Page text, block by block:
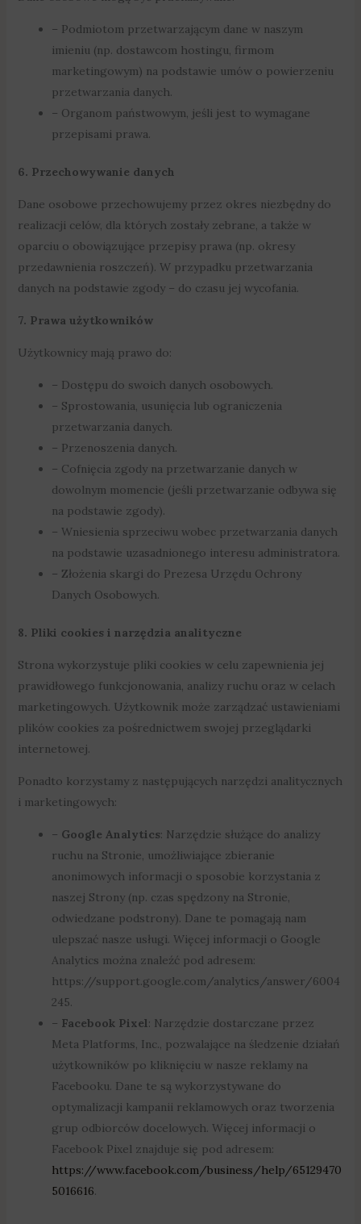
– Podmiotom przetwarzającym dane w naszym
imieniu (np. dostawcom hostingu, firmom
marketingowym) na podstawie umów o powierzeniu
przetwarzania danych.
– Organom państwowym, jeśli jest to wymagane
przepisami prawa.
6. Przechowywanie danych
Dane osobowe przechowujemy przez okres niezbędny do
realizacji celów, dla których zostały zebrane, a także w
oparciu o obowiązujące przepisy prawa (np. okresy
przedawnienia roszczeń). W przypadku przetwarzania
danych na podstawie zgody – do czasu jej wycofania.
7. Prawa użytkowników
Użytkownicy mają prawo do:
– Dostępu do swoich danych osobowych.
– Sprostowania, usunięcia lub ograniczenia
przetwarzania danych.
– Przenoszenia danych.
– Cofnięcia zgody na przetwarzanie danych w
dowolnym momencie (jeśli przetwarzanie odbywa się
na podstawie zgody).
– Wniesienia sprzeciwu wobec przetwarzania danych
na podstawie uzasadnionego interesu administratora.
– Złożenia skargi do Prezesa Urzędu Ochrony
Danych Osobowych.
8. Pliki cookies i narzędzia analityczne
Strona wykorzystuje pliki cookies w celu zapewnienia jej
prawidłowego funkcjonowania, analizy ruchu oraz w celach
marketingowych. Użytkownik może zarządzać ustawieniami
plików cookies za pośrednictwem swojej przeglądarki
internetowej.
Ponadto korzystamy z następujących narzędzi analitycznych
i marketingowych:
– Google Analytics: Narzędzie służące do analizy
ruchu na Stronie, umożliwiające zbieranie
anonimowych informacji o sposobie korzystania z
naszej Strony (np. czas spędzony na Stronie,
odwiedzane podstrony). Dane te pomagają nam
ulepszać nasze usługi. Więcej informacji o Google
Analytics można znaleźć pod adresem:
https://support.google.com/analytics/answer/6004
245.
– Facebook Pixel: Narzędzie dostarczane przez
Meta Platforms, Inc., pozwalające na śledzenie działań
użytkowników po kliknięciu w nasze reklamy na
Facebooku. Dane te są wykorzystywane do
optymalizacji kampanii reklamowych oraz tworzenia
grup odbiorców docelowych. Więcej informacji o
Facebook Pixel znajduje się pod adresem:
https://www.facebook.com/business/help/65129470
5016616.